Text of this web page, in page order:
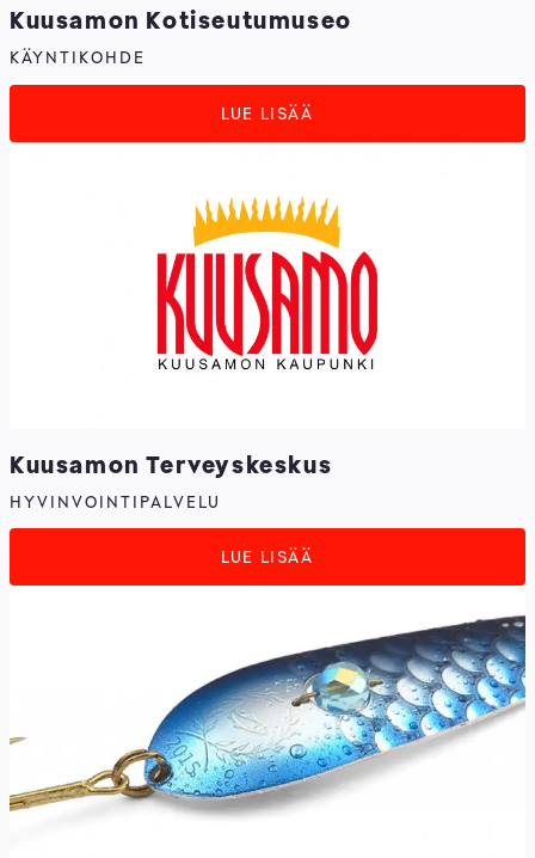
Kuusamon Kotiseutumuseo
KÄYNTIKOHDE
LUE LISÄÄ
Kuusamon Terveyskeskus
HYVINVOINTIPALVELU
LUE LISÄÄ